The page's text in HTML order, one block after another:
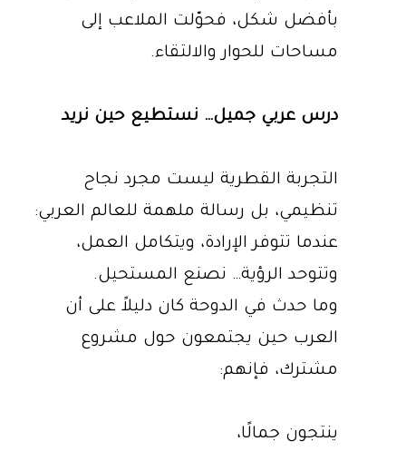
بأفضل شكل، فحوّلت الملاعب إلى
مساحات للحوار والالتقاء.
درس عربي جميل… نستطيع حين نريد
التجربة القطرية ليست مجرد نجاح
تنظيمي، بل رسالة ملهمة للعالم العربي:
عندما تتوفر الإرادة، ويتكامل العمل،
وتتوحد الرؤية… نصنع المستحيل.
وما حدث في الدوحة كان دليلاً على أن
العرب حين يجتمعون حول مشروع
مشترك، فإنهم:
ينتجون جمالًا،